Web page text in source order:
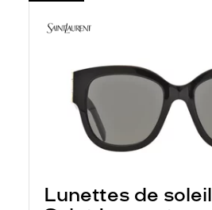
Lunettes de soleil